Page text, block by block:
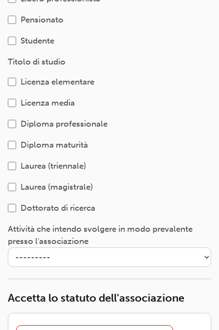
Pensionato
Studente
Titolo di studio
Licenza elementare
Licenza media
Diploma professionale
Diploma maturità
Laurea (triennale)
Laurea (magistrale)
Dottorato di ricerca
Attività che intendo svolgere in modo prevalente
presso l'associazione
Accetta lo statuto dell'associazione